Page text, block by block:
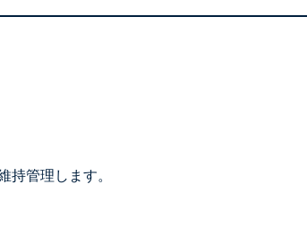
管理します。